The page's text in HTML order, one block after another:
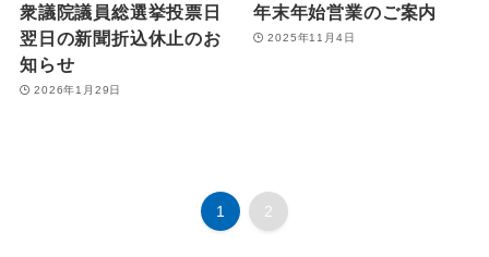
衆議院議員総選挙投票日
翌日の新聞折込休止のお
知らせ
2026年1月29日
年末年始営業のご案内
2025年11月4日
1 2